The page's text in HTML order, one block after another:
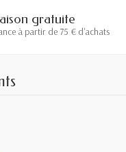
gratuite
à partir de 75 € d'achats